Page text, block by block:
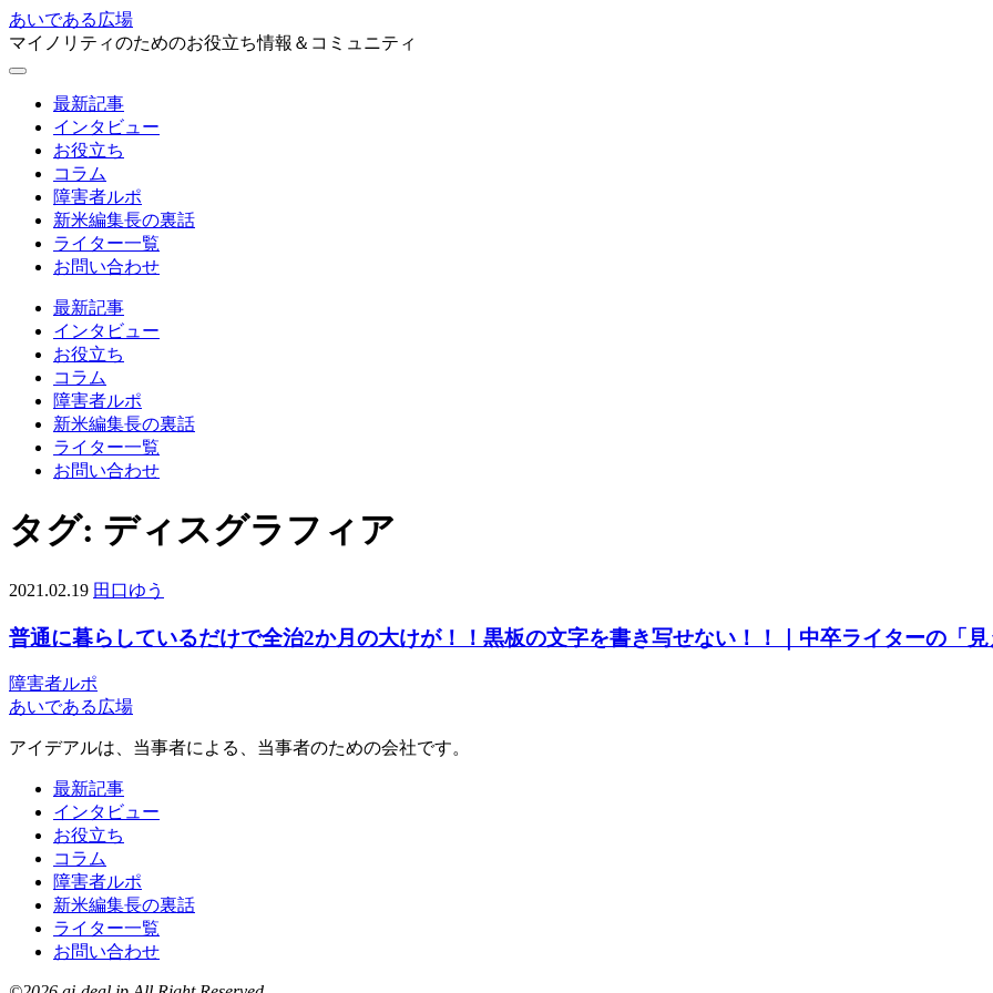
あいである広場
マイノリティのためのお役立ち情報＆コミュニティ
最新記事
インタビュー
お役立ち
コラム
障害者ルポ
新米編集長の裏話
ライター一覧
お問い合わせ
最新記事
インタビュー
お役立ち
コラム
障害者ルポ
新米編集長の裏話
ライター一覧
お問い合わせ
タグ: ディスグラフィア
2021.02.19 田口ゆう
普通に暮らしているだけで全治2か月の大けが！！黒板の文字を書き写せない！！｜中卒ライターの「
障害者ルポ
あいである広場
アイデアルは、当事者による、当事者のための会社です。
最新記事
インタビュー
お役立ち
コラム
障害者ルポ
新米編集長の裏話
ライター一覧
お問い合わせ